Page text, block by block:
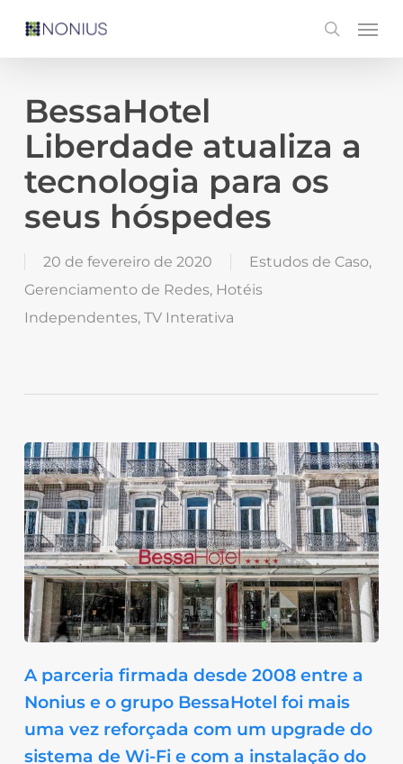
content
search
Menu
BessaHotel
Liberdade atualiza a
tecnologia para os
seus hóspedes
20 de fevereiro de 2020 Estudos de Caso,
Gerenciamento de Redes, Hotéis
Independentes, TV Interativa
A parceria firmada desde 2008 entre a
Nonius e o grupo BessaHotel foi mais
uma vez reforçada com um upgrade do
sistema de Wi-Fi e com a instalação do